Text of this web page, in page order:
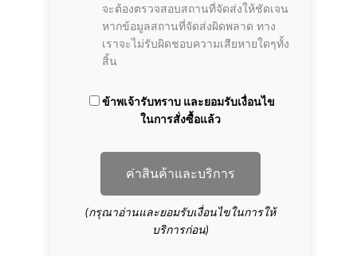
จะต้องตรวจสอบสถานที่จัดส่งให้ชัดเจน
หากข้อมูลสถานที่จัดส่งผิดพลาด ทาง
เราจะไม่รับผิดชอบความเสียหายใดๆทั้ง
สิ้น
ข้าพเจ้ารับทราบ และยอมรับเงื่อนไข
ในการสั่งซื้อแล้ว
ค่าสินค้าและบริการ
(กรุณาอ่านและยอมรับเงื่อนไขในการให้
บริการก่อน)